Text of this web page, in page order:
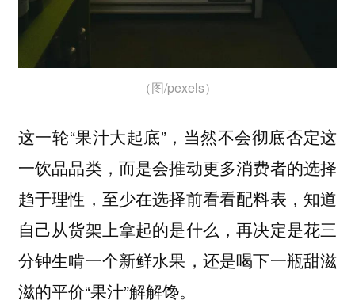
（图/pexels）
这一轮“果汁大起底”，当然不会彻底否定这
一饮品品类，而是会推动更多消费者的选择
趋于理性，至少在选择前看看配料表，知道
自己从货架上拿起的是什么，再决定是花三
分钟生啃一个新鲜水果，还是喝下一瓶甜滋
滋的平价“果汁”解解馋。